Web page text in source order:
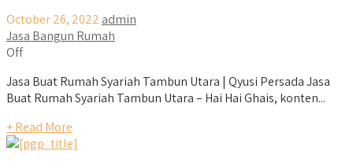
October 26, 2022 admin
Jasa Bangun Rumah
Off
Jasa Buat Rumah Syariah Tambun Utara | Qyusi Persada Jasa
Buat Rumah Syariah Tambun Utara – Hai Hai Ghais, konten...
+ Read More